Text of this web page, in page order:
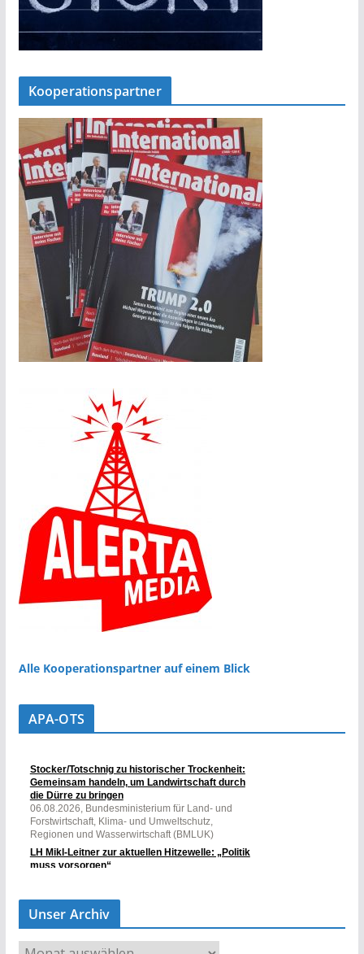
Kooperationspartner
Alle Kooperationspartner auf einem Blick
APA-OTS
Unser Archiv
U